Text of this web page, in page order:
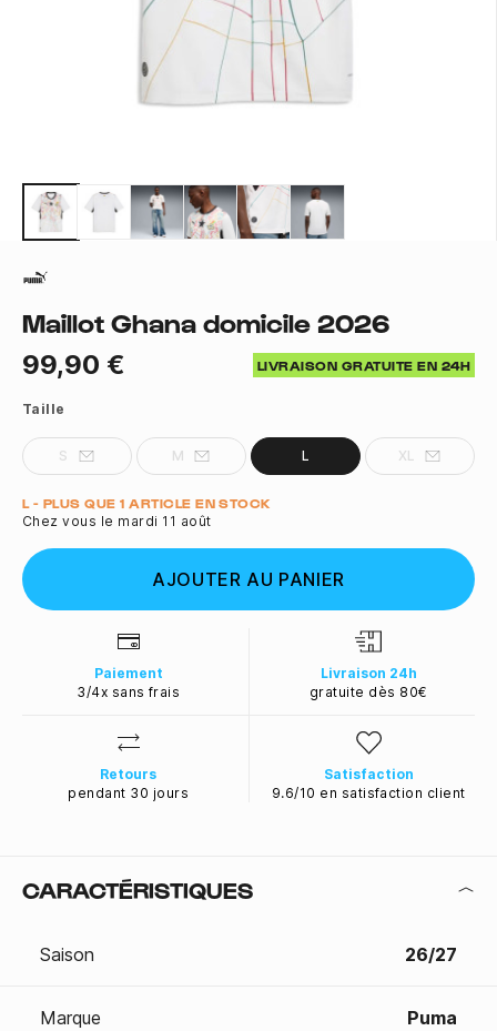
Maillot Ghana domicile 2026
99,90 € LIVRAISON GRATUITE EN 24H
Taille
S M L XL
Quantité
L - PLUS QUE 1 ARTICLE EN STOCK
Chez vous le mardi 11 août
AJOUTER AU PANIER
Paiement
3/4x sans frais
Livraison 24h
gratuite dès 80€
Retours
pendant 30 jours
Satisfaction
9.6/10 en satisfaction client
CARACTÉRISTIQUES
Saison 26/27
Marque Puma